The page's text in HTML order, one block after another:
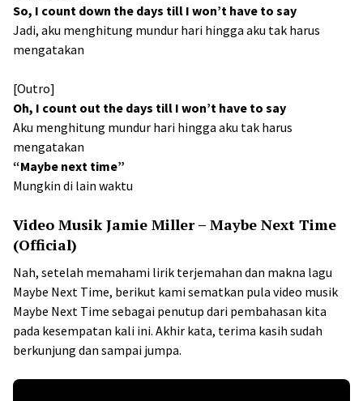
So, I count down the days till I won’t have to say
Jadi, aku menghitung mundur hari hingga aku tak harus
mengatakan
[Outro]
Oh, I count out the days till I won’t have to say
Aku menghitung mundur hari hingga aku tak harus
mengatakan
“Maybe next time”
Mungkin di lain waktu
Video Musik Jamie Miller – Maybe Next Time
(Official)
Nah, setelah memahami lirik terjemahan dan makna lagu
Maybe Next Time, berikut kami sematkan pula video musik
Maybe Next Time sebagai penutup dari pembahasan kita
pada kesempatan kali ini. Akhir kata, terima kasih sudah
berkunjung dan sampai jumpa.